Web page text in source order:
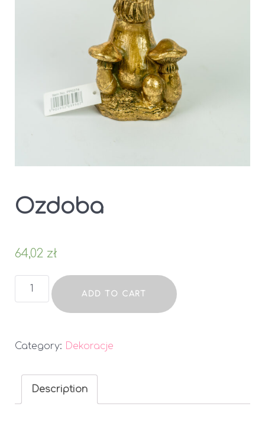
Ozdoba
64,02 zł
Ozdoba
quantity
ADD TO CART
Category: Dekoracje
Description